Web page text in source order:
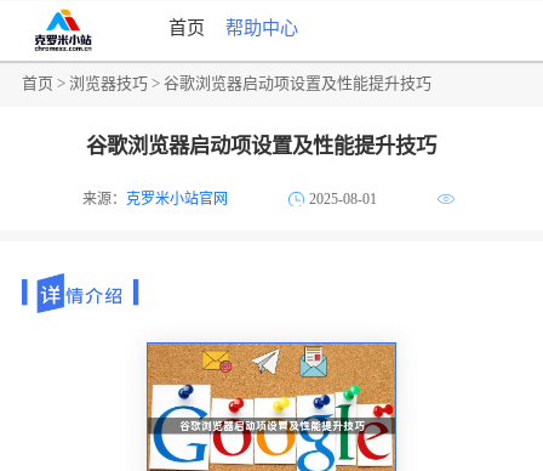
首页 帮助中心
首页 >浏览器技巧 > 谷歌浏览器启动项设置及性能提升技巧
谷歌浏览器启动项设置及性能提升技巧
来源：克罗米小站官网 2025-08-01